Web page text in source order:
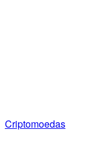
Criptomoedas